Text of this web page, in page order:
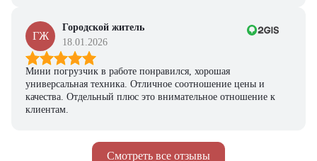
Смотреть все отзывы
ГЖ
Городской житель
18.01.2026
Мини погрузчик в работе понравился, хорошая
универсальная техника. Отличное соотношение цены и
качества. Отдельный плюс это внимательное отношение к
клиентам.